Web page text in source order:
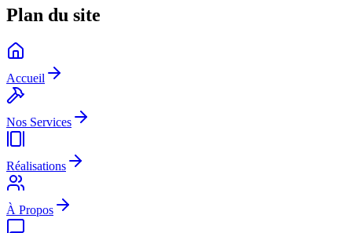
Plan du site
Accueil
Nos Services
Réalisations
À Propos